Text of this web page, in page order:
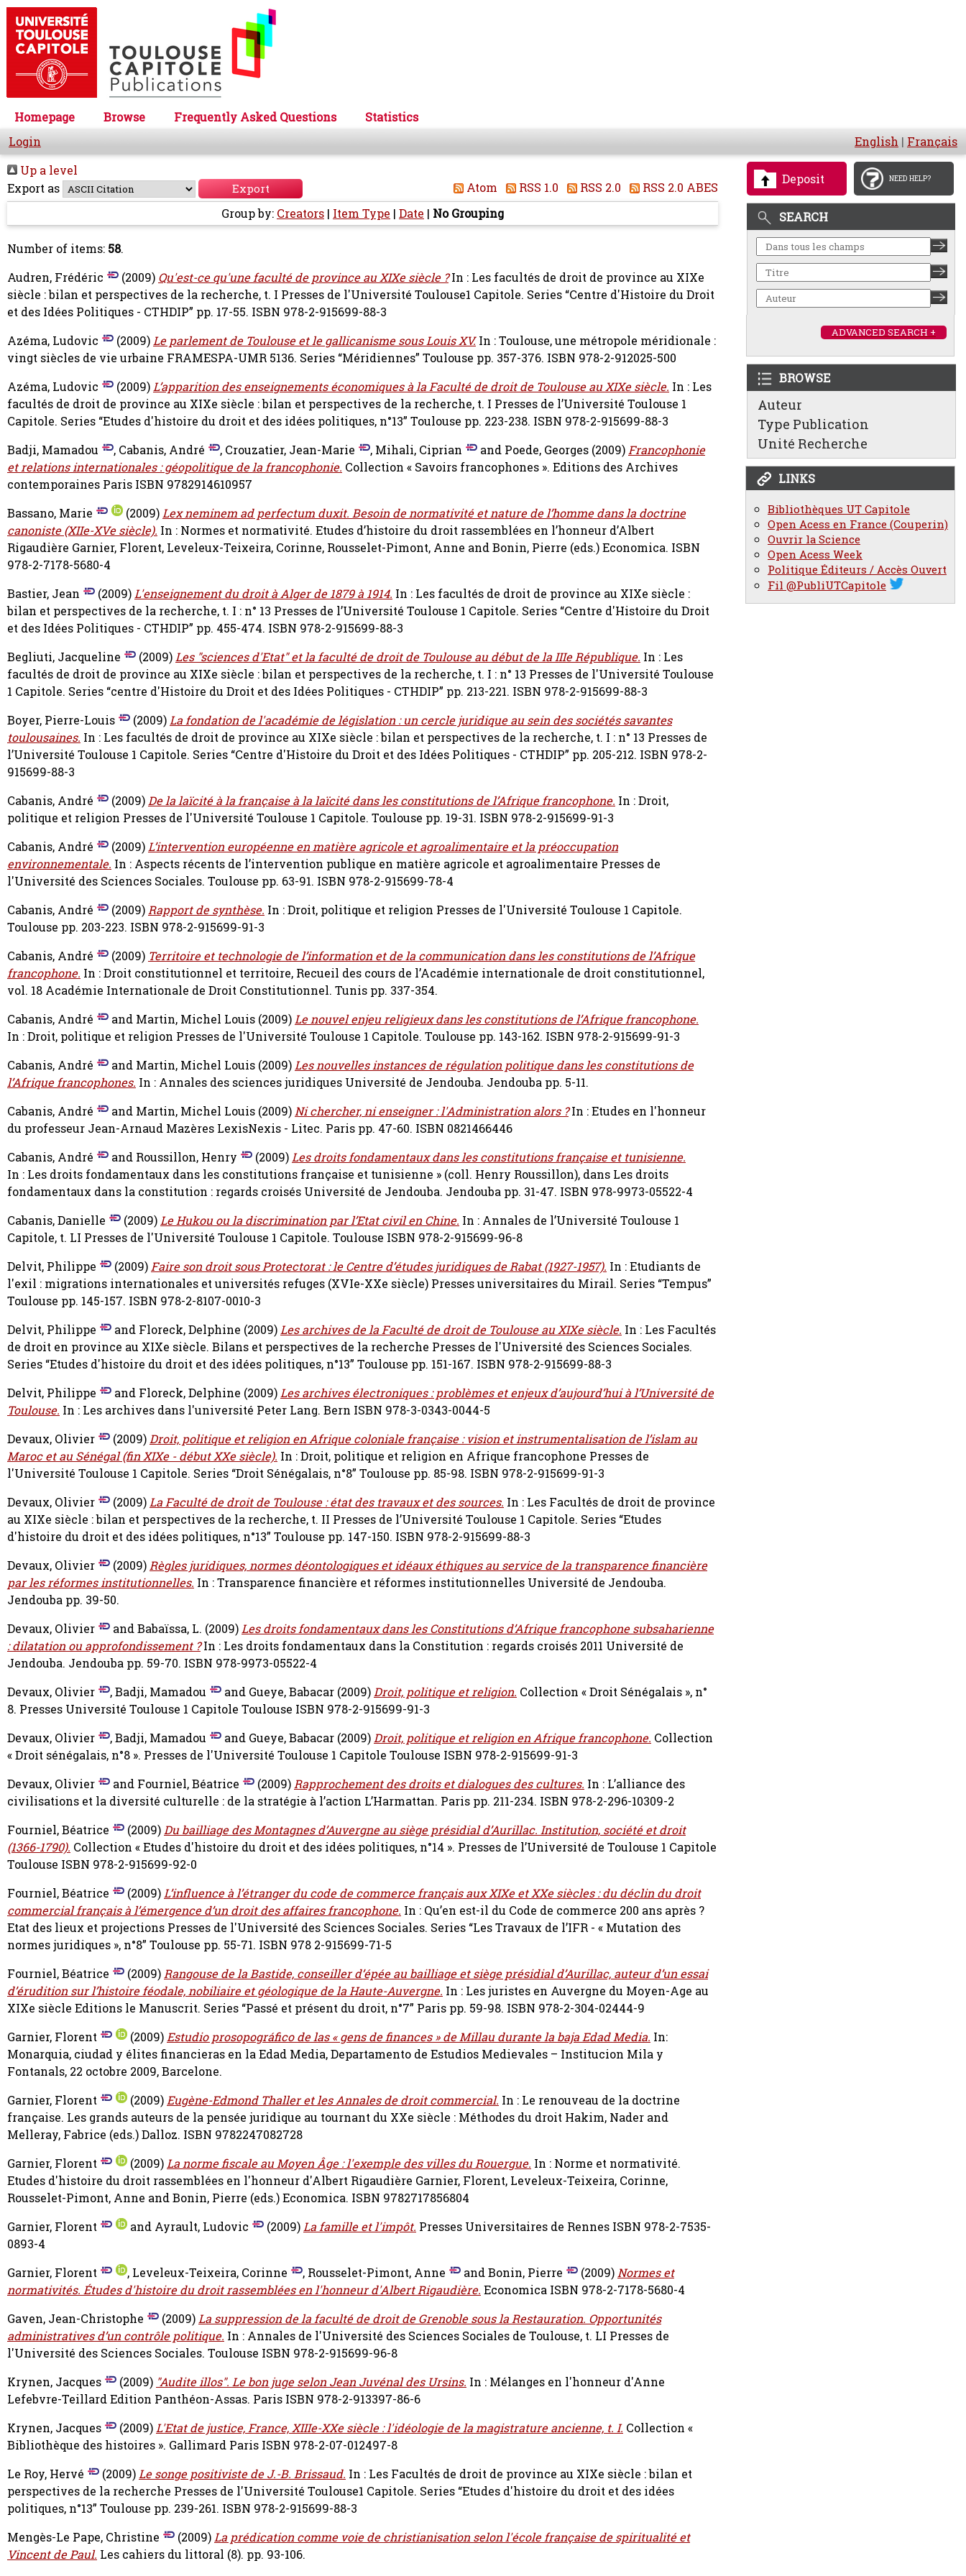
Homepage Browse Frequently Asked Questions
Statistics
Login
English | Français
Deposit NEED HELP?
SEARCH
ADVANCED SEARCH +
BROWSE
Auteur
Type Publication
Unité Recherche
LINKS
Bibliothèques UT Capitole
Open Acess en France (Couperin)
Ouvrir la Science
Open Acess Week
Politique Éditeurs / Accès Ouvert
Fil @PubliUTCapitole
Up a level
Export as
Atom RSS 1.0 RSS 2.0
RSS 2.0 ABES
Group by: Creators | Item Type | Date | No Grouping
Number of items: 58.
Audren, Frédéric
(2009) Qu'est-ce qu'une faculté de province au XIXe siècle ?In : Les facultés de droit de province au XIXe
siècle : bilan et perspectives de la recherche, t. I Presses de l'Université Toulouse1 Capitole. Series “Centre d'Histoire du Droit
et des Idées Politiques - CTHDIP” pp. 17-55. ISBN 978-2-915699-88-3
Azéma, Ludovic
(2009)Le parlement de Toulouse et le gallicanisme sous Louis XV.In : Toulouse, une métropole méridionale :
vingt siècles de vie urbaine FRAMESPA-UMR 5136. Series “Méridiennes” Toulouse pp. 357-376. ISBN 978-2-912025-500
Azéma, Ludovic
(2009)L’apparition des enseignements économiques à la Faculté de droit de Toulouse au XIXe siècle. In : Les
facultés de droit de province au XIXe siècle : bilan et perspectives de la recherche, t. I Presses de l’Université Toulouse 1
Capitole. Series “Etudes d'histoire du droit et des idées politiques, n°13” Toulouse pp. 223-238. ISBN 978-2-915699-88-3
Badji, Mamadou
, Cabanis, André , Crouzatier, Jean-Marie , Mihali, Ciprian and Poede, Georges (2009)Francophonie
et relations internationales : géopolitique de la francophonie. Collection « Savoirs francophones ». Editions des Archives
contemporaines Paris ISBN 9782914610957
Bassano, Marie
(2009)Lex neminem ad perfectum duxit. Besoin de normativité et nature de l’homme dans la doctrine
canoniste (XIIe-XVe siècle). In : Normes et normativité. Etudes d’histoire du droit rassemblées en l’honneur d’Albert
Rigaudière Garnier, Florent, Leveleux-Teixeira, Corinne, Rousselet-Pimont, Anne andBonin, Pierre (eds.) Economica. ISBN
978-2-7178-5680-4
Bastier, Jean
(2009)L'enseignement du droit à Alger de 1879 à 1914. In : Les facultés de droit de province au XIXe siècle :
bilan et perspectives de la recherche, t. I : n° 13 Presses de l’Université Toulouse 1 Capitole. Series “Centre d'Histoire du Droit
et des Idées Politiques - CTHDIP” pp. 455-474. ISBN 978-2-915699-88-3
Begliuti, Jacqueline
(2009)Les "sciences d'Etat" et la faculté de droit de Toulouse au début de la IIIe République. In : Les
facultés de droit de province au XIXe siècle : bilan et perspectives de la recherche, t. I : n° 13 Presses de l'Université Toulouse
1 Capitole. Series “centre d'Histoire du Droit et des Idées Politiques - CTHDIP” pp. 213-221. ISBN 978-2-915699-88-3
Boyer, Pierre-Louis
(2009)La fondation de l'académie de législation : un cercle juridique au sein des sociétés savantes
toulousaines. In : Les facultés de droit de province au XIXe siècle : bilan et perspectives de la recherche, t. I : n° 13 Presses de
l’Université Toulouse 1 Capitole. Series “Centre d'Histoire du Droit et des Idées Politiques - CTHDIP” pp. 205-212. ISBN 978-2-
915699-88-3
Cabanis, André
(2009)De la laïcité à la française à la laïcité dans les constitutions de l’Afrique francophone. In : Droit,
politique et religion Presses de l'Université Toulouse 1 Capitole. Toulouse pp. 19-31. ISBN 978-2-915699-91-3
Cabanis, André
(2009)L’intervention européenne en matière agricole et agroalimentaire et la préoccupation
environnementale. In : Aspects récents de l’intervention publique en matière agricole et agroalimentaire Presses de
l'Université des Sciences Sociales. Toulouse pp. 63-91. ISBN 978-2-915699-78-4
Cabanis, André
(2009)Rapport de synthèse. In : Droit, politique et religion Presses de l'Université Toulouse 1 Capitole.
Toulouse pp. 203-223. ISBN 978-2-915699-91-3
Cabanis, André
(2009) Territoire et technologie de l’information et de la communication dans les constitutions de l’Afrique
francophone. In : Droit constitutionnel et territoire, Recueil des cours de l’Académie internationale de droit constitutionnel,
vol. 18 Académie Internationale de Droit Constitutionnel. Tunis pp. 337-354.
Cabanis, André
and Martin, Michel Louis (2009)Le nouvel enjeu religieux dans les constitutions de l’Afrique francophone.
In : Droit, politique et religion Presses de l'Université Toulouse 1 Capitole. Toulouse pp. 143-162. ISBN 978-2-915699-91-3
Cabanis, André
and Martin, Michel Louis (2009)Les nouvelles instances de régulation politique dans les constitutions de
l’Afrique francophones. In : Annales des sciences juridiques Université de Jendouba. Jendouba pp. 5-11.
Cabanis, André
and Martin, Michel Louis (2009)Ni chercher, ni enseigner : l'Administration alors ?In : Etudes en l'honneur
du professeur Jean-Arnaud Mazères LexisNexis - Litec. Paris pp. 47-60. ISBN 0821466446
Cabanis, André
and Roussillon, Henry (2009)Les droits fondamentaux dans les constitutions française et tunisienne.
In : Les droits fondamentaux dans les constitutions française et tunisienne » (coll. Henry Roussillon), dans Les droits
fondamentaux dans la constitution : regards croisés Université de Jendouba. Jendouba pp. 31-47. ISBN 978-9973-05522-4
Cabanis, Danielle
(2009)Le Hukou ou la discrimination par l’Etat civil en Chine. In : Annales de l’Université Toulouse 1
Capitole, t. LI Presses de l'Université Toulouse 1 Capitole. Toulouse ISBN 978-2-915699-96-8
Delvit, Philippe
(2009)Faire son droit sous Protectorat : le Centre d’études juridiques de Rabat (1927-1957). In : Etudiants de
l'exil : migrations internationales et universités refuges (XVIe-XXe siècle) Presses universitaires du Mirail. Series “Tempus”
Toulouse pp. 145-157. ISBN 978-2-8107-0010-3
Delvit, Philippe
and Floreck, Delphine (2009)Les archives de la Faculté de droit de Toulouse au XIXe siècle. In : Les Facultés
de droit en province au XIXe siècle. Bilans et perspectives de la recherche Presses de l'Université des Sciences Sociales.
Series “Etudes d'histoire du droit et des idées politiques, n°13” Toulouse pp. 151-167. ISBN 978-2-915699-88-3
Delvit, Philippe
and Floreck, Delphine (2009)Les archives électroniques : problèmes et enjeux d’aujourd’hui à l’Université de
Toulouse. In : Les archives dans l'université Peter Lang. Bern ISBN 978-3-0343-0044-5
Devaux, Olivier
(2009)Droit, politique et religion en Afrique coloniale française : vision et instrumentalisation de l’islam au
Maroc et au Sénégal (fin XIXe - début XXe siècle). In : Droit, politique et religion en Afrique francophone Presses de
l'Université Toulouse 1 Capitole. Series “Droit Sénégalais, n°8” Toulouse pp. 85-98. ISBN 978-2-915699-91-3
Devaux, Olivier
(2009)La Faculté de droit de Toulouse : état des travaux et des sources. In : Les Facultés de droit de province
au XIXe siècle : bilan et perspectives de la recherche, t. II Presses de l’Université Toulouse 1 Capitole. Series “Etudes
d'histoire du droit et des idées politiques, n°13” Toulouse pp. 147-150. ISBN 978-2-915699-88-3
Devaux, Olivier
(2009)Règles juridiques, normes déontologiques et idéaux éthiques au service de la transparence financière
par les réformes institutionnelles. In : Transparence financière et réformes institutionnelles Université de Jendouba.
Jendouba pp. 39-50.
Devaux, Olivier
andBabaïssa, L. (2009)Les droits fondamentaux dans les Constitutions d’Afrique francophone subsaharienne
: dilatation ou approfondissement ?In : Les droits fondamentaux dans la Constitution : regards croisés 2011 Université de
Jendouba. Jendouba pp. 59-70. ISBN 978-9973-05522-4
Devaux, Olivier
,Badji, Mamadou and Gueye, Babacar (2009)Droit, politique et religion. Collection « Droit Sénégalais », n°
8. Presses Université Toulouse 1 Capitole Toulouse ISBN 978-2-915699-91-3
Devaux, Olivier
,Badji, Mamadou and Gueye, Babacar (2009)Droit, politique et religion en Afrique francophone. Collection
« Droit sénégalais, n°8 ». Presses de l'Université Toulouse 1 Capitole Toulouse ISBN 978-2-915699-91-3
Devaux, Olivier
and Fourniel, Béatrice (2009)Rapprochement des droits et dialogues des cultures. In : L’alliance des
civilisations et la diversité culturelle : de la stratégie à l’action L’Harmattan. Paris pp. 211-234. ISBN 978-2-296-10309-2
Fourniel, Béatrice
(2009)Du bailliage des Montagnes d’Auvergne au siège présidial d’Aurillac. Institution, société et droit
(1366-1790). Collection « Etudes d'histoire du droit et des idées politiques, n°14 ». Presses de l’Université de Toulouse 1 Capitole
Toulouse ISBN 978-2-915699-92-0
Fourniel, Béatrice
(2009)L’influence à l’étranger du code de commerce français aux XIXe et XXe siècles : du déclin du droit
commercial français à l’émergence d’un droit des affaires francophone. In : Qu’en est-il du Code de commerce 200 ans après ?
Etat des lieux et projections Presses de l'Université des Sciences Sociales. Series “Les Travaux de l’IFR - « Mutation des
normes juridiques », n°8” Toulouse pp. 55-71. ISBN 978 2-915699-71-5
Fourniel, Béatrice
(2009)Rangouse de la Bastide, conseiller d’épée au bailliage et siège présidial d’Aurillac, auteur d’un essai
d’érudition sur l’histoire féodale, nobiliaire et géologique de la Haute-Auvergne. In : Les juristes en Auvergne du Moyen-Age au
XIXe siècle Editions le Manuscrit. Series “Passé et présent du droit, n°7” Paris pp. 59-98. ISBN 978-2-304-02444-9
Garnier, Florent
(2009)Estudio prosopográfico de las « gens de finances » de Millau durante la baja Edad Media. In:
Monarquia, ciudad y élites financieras en la Edad Media, Departamento de Estudios Medievales – Institucion Mila y
Fontanals, 22 octobre 2009, Barcelone.
Garnier, Florent
(2009)Eugène-Edmond Thaller et les Annales de droit commercial. In : Le renouveau de la doctrine
française. Les grands auteurs de la pensée juridique au tournant du XXe siècle : Méthodes du droit Hakim, Nader and
Melleray, Fabrice (eds.) Dalloz. ISBN 9782247082728
Garnier, Florent
(2009)La norme fiscale au Moyen Âge : l'exemple des villes du Rouergue. In : Norme et normativité.
Etudes d'histoire du droit rassemblées en l'honneur d'Albert Rigaudière Garnier, Florent, Leveleux-Teixeira, Corinne,
Rousselet-Pimont, Anne andBonin, Pierre (eds.) Economica. ISBN 9782717856804
Garnier, Florent
and Ayrault, Ludovic (2009)La famille et l'impôt. Presses Universitaires de Rennes ISBN 978-2-7535-
0893-4
Garnier, Florent
, Leveleux-Teixeira, Corinne , Rousselet-Pimont, Anne andBonin, Pierre (2009)Normes et
normativités. Études d'histoire du droit rassemblées en l'honneur d'Albert Rigaudière. Economica ISBN 978-2-7178-5680-4
Gaven, Jean-Christophe
(2009)La suppression de la faculté de droit de Grenoble sous la Restauration. Opportunités
administratives d’un contrôle politique. In : Annales de l'Université des Sciences Sociales de Toulouse, t. LI Presses de
l'Université des Sciences Sociales. Toulouse ISBN 978-2-915699-96-8
Krynen, Jacques
(2009) "Audite illos". Le bon juge selon Jean Juvénal des Ursins. In : Mélanges en l'honneur d'Anne
Lefebvre-Teillard Edition Panthéon-Assas. Paris ISBN 978-2-913397-86-6
Krynen, Jacques
(2009)L'Etat de justice, France, XIIIe-XXe siècle : l'idéologie de la magistrature ancienne, t. I. Collection «
Bibliothèque des histoires ». Gallimard Paris ISBN 978-2-07-012497-8
Le Roy, Hervé
(2009)Le songe positiviste de J.-B. Brissaud. In : Les Facultés de droit de province au XIXe siècle : bilan et
perspectives de la recherche Presses de l'Université Toulouse1 Capitole. Series “Etudes d'histoire du droit et des idées
politiques, n°13” Toulouse pp. 239-261. ISBN 978-2-915699-88-3
Mengès-Le Pape, Christine
(2009)La prédication comme voie de christianisation selon l'école française de spiritualité et
Vincent de Paul. Les cahiers du littoral (8). pp. 93-106.